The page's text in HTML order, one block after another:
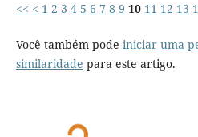
<< < 1 2 3 4 5 6 7 8 9 10 11 12 13
Você também pode iniciar uma
similaridade para este artigo.